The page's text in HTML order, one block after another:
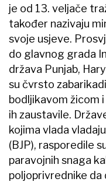
je od 13. veljače
također nazivaju
svoje usjeve.
do glavnog grada
država Punjab,
su čvrsto
bodljikavom žicom
ih zaustavile.
kojima vlada
(BJP), rasporedile
paravojnih snaga
poljoprivrednike da